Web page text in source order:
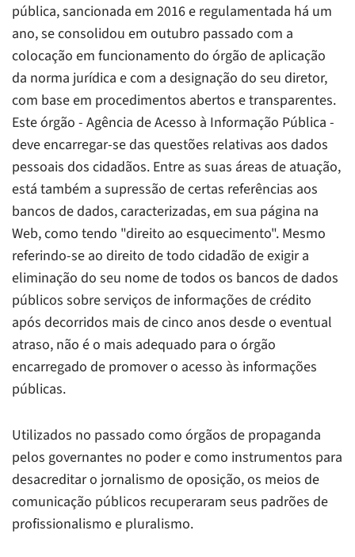
pública, sancionada em 2016 e regulamentada há um
ano, se consolidou em outubro passado com a
colocação em funcionamento do órgão de aplicação
da norma jurídica e com a designação do seu diretor,
com base em procedimentos abertos e transparentes.
Este órgão - Agência de Acesso à Informação Pública -
deve encarregar-se das questões relativas aos dados
pessoais dos cidadãos. Entre as suas áreas de atuação,
está também a supressão de certas referências aos
bancos de dados, caracterizadas, em sua página na
Web, como tendo "direito ao esquecimento". Mesmo
referindo-se ao direito de todo cidadão de exigir a
eliminação do seu nome de todos os bancos de dados
públicos sobre serviços de informações de crédito
após decorridos mais de cinco anos desde o eventual
atraso, não é o mais adequado para o órgão
encarregado de promover o acesso às informações
públicas.
Utilizados no passado como órgãos de propaganda
pelos governantes no poder e como instrumentos para
desacreditar o jornalismo de oposição, os meios de
comunicação públicos recuperaram seus padrões de
profissionalismo e pluralismo.